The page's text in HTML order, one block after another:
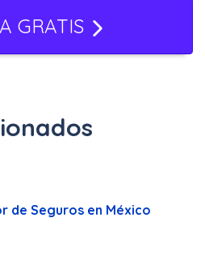
GRATIS
de Seguros en México